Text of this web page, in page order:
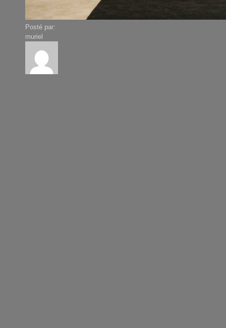
Posté par:
muriel